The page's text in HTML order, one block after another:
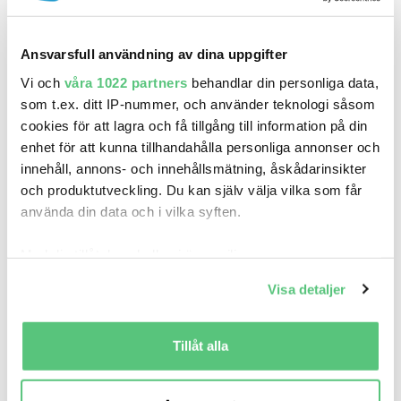
Ansvarsfull användning av dina uppgifter
Vi och våra 1022 partners behandlar din personliga data,
som t.ex. ditt IP-nummer, och använder teknologi såsom
cookies för att lagra och få tillgång till information på din
enhet för att kunna tillhandahålla personliga annonser och
innehåll, annons- och innehållsmätning, åskådarinsikter
och produktutveckling. Du kan själv välja vilka som får
använda din data och i vilka syften.
som kan ha en noggrannhet på upp till flera meter
Identifiera din enhet genom att aktivt skanna den
för specifika kännetecken (fingeravtryck)
Ta reda på mer om hur dina personliga uppgifter
Visa detaljer
Tillåt alla
TILL RIDDERMARKBIL
I SAMARBETE MED